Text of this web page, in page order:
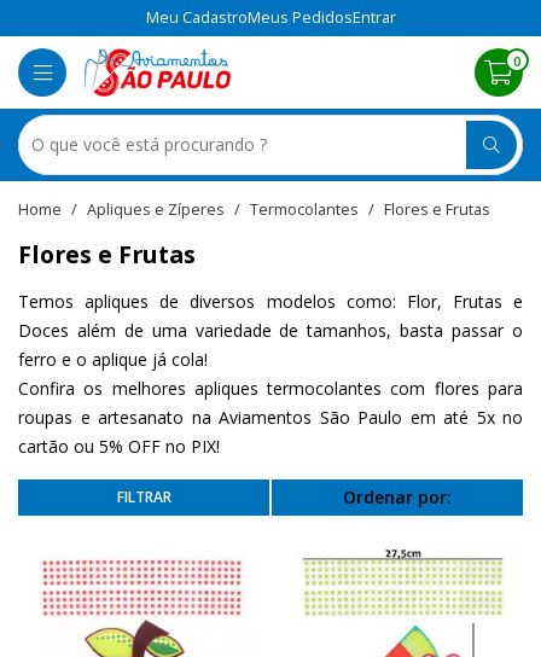
Meu CadastroMeus PedidosEntrar
0
Apliques e Zíperes Termocolantes Flores e Frutas
Flores e Frutas
Temos apliques de diversos modelos como: Flor, Frutas e
Doces além de uma variedade de tamanhos, basta passar o
ferro e o aplique já cola!
Confira os melhores apliques termocolantes com flores para
roupas e artesanato na Aviamentos São Paulo em até 5x no
cartão ou 5% OFF no PIX!
Ordenar por: